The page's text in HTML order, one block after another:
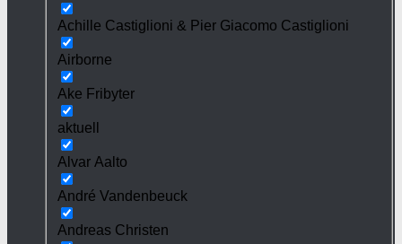
Achille Castiglioni & Pier Giacomo Castiglioni
Airborne
Ake Fribyter
aktuell
Alvar Aalto
André Vandenbeuck
Andreas Christen